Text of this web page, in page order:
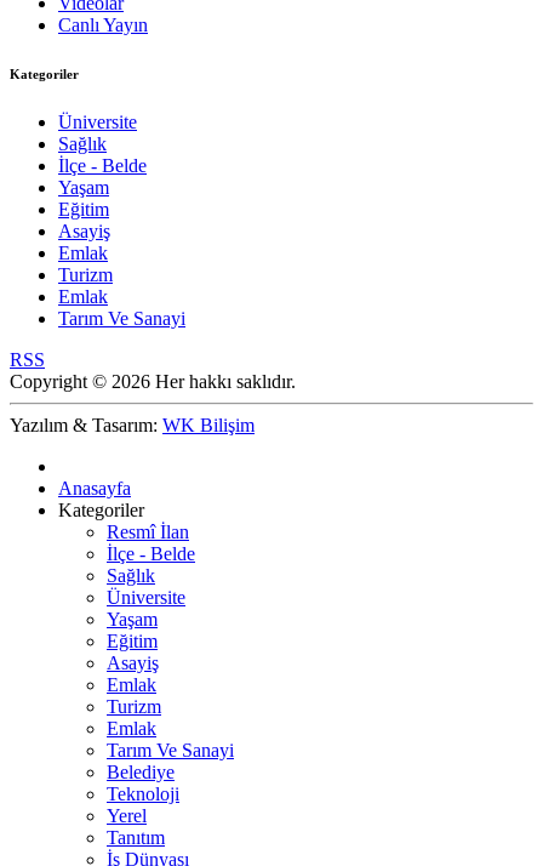
Canlı Yayın
Kategoriler
Üniversite
Sağlık
İlçe - Belde
Yaşam
Eğitim
Asayiş
Emlak
Turizm
Emlak
Tarım Ve Sanayi
RSS
Copyright © 2026 Her hakkı saklıdır.
Yazılım & Tasarım: WK Bilişim
Anasayfa
Kategoriler
Resmî İlan
İlçe - Belde
Sağlık
Üniversite
Yaşam
Eğitim
Asayiş
Emlak
Turizm
Emlak
Tarım Ve Sanayi
Belediye
Teknoloji
Yerel
Tanıtım
İş Dünyası